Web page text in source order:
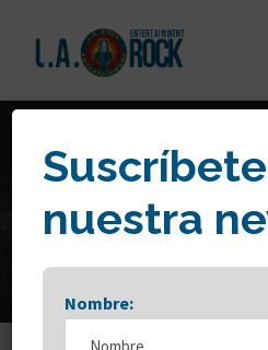
nuestra
Nombre: